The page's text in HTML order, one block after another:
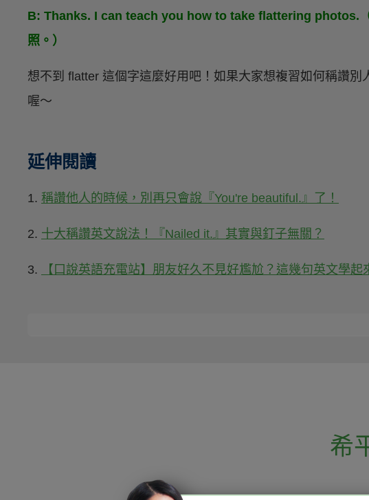
B: Thanks. I can teach you how to take flattering photos.
照。）
想不到 flatter 這個字這麼好用吧！如果大家想複習如何稱讚別
喔～
延伸閱讀
1. 稱讚他人的時候，別再只會說『You're beautiful.』了！
2. 十大稱讚英文說法！『Nailed it.』其實與釘子無關？
3. 【口說英語充電站】朋友好久不見好尷尬？這幾句英文學起
希